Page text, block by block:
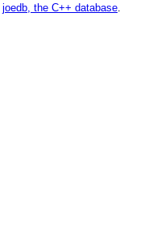
joedb, the C++ database